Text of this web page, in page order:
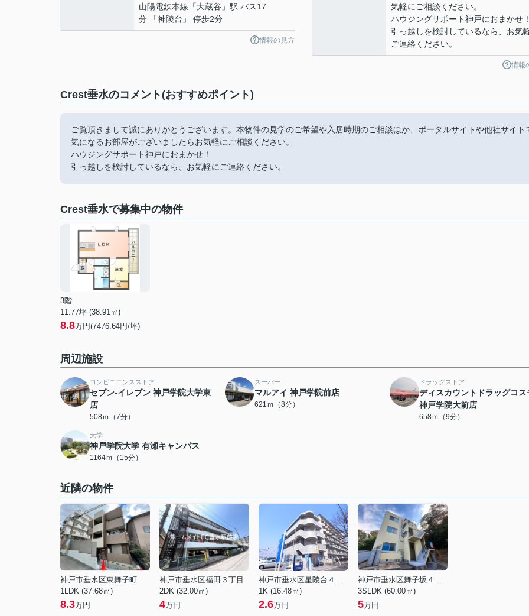
山陽電鉄本線 「大蔵谷 」駅 バス17
分 「神陵台」 停歩2分
情報の見方
気軽にご相談ください。
ハウジングサポート神戸におまかせ
引っ越しを検討しているなら、お気
ご連絡ください。
情報
Crest垂水のコメント(おすすめポイント)
ご覧頂きまして誠にありがとうございます。本物件の見学のご希望や入居時期のご相談ほか、ポータルサイトや他社サイト
気になるお部屋がございましたらお気軽にご相談ください。
ハウジングサポート神戸におまかせ！
引っ越しを検討しているなら、お気軽にご連絡ください。
Crest垂水で募集中の物件
3階
11.77坪 (38.91㎡)
8.8万円(7476.64円/坪)
周辺施設
コンビニエンスストア
セブン-イレブン 神戸学院大学東
店
508ｍ（7分）
スーパー
マルアイ 神戸学院前店
621ｍ（8分）
ドラッグストア
ディスカウントドラッグコス
神戸学院大前店
658ｍ（9分）
大学
神戸学院大学 有瀬キャンパス
1164ｍ（15分）
近隣の物件
神戸市垂水区東舞子町
1LDK (37.68㎡)
8.3万円
神戸市垂水区福田３丁目
2DK (32.00㎡)
4万円
神戸市垂水区星陵台４丁目
1K (16.48㎡)
2.6万円
神戸市垂水区舞子坂４丁目
3SLDK (60.00㎡)
5万円